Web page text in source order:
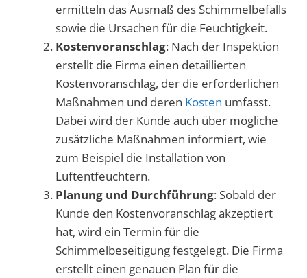
ermitteln das Ausmaß des Schimmelbefalls
sowie die Ursachen für die Feuchtigkeit.
Kostenvoranschlag: Nach der Inspektion
erstellt die Firma einen detaillierten
Kostenvoranschlag, der die erforderlichen
Maßnahmen und deren Kosten umfasst.
Dabei wird der Kunde auch über mögliche
zusätzliche Maßnahmen informiert, wie
zum Beispiel die Installation von
Luftentfeuchtern.
Planung und Durchführung: Sobald der
Kunde den Kostenvoranschlag akzeptiert
hat, wird ein Termin für die
Schimmelbeseitigung festgelegt. Die Firma
erstellt einen genauen Plan für die